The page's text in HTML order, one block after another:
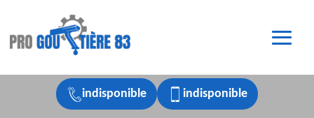
indisponible indisponible